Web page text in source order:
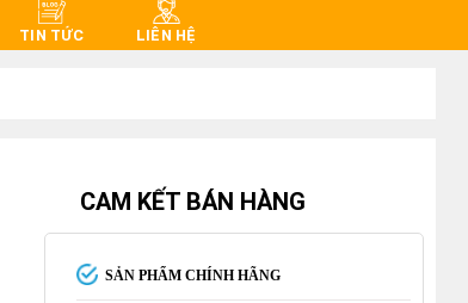
TIN TỨC LIÊN HỆ
CAM KẾT BÁN HÀNG
SẢN PHẨM CHÍNH HÃNG